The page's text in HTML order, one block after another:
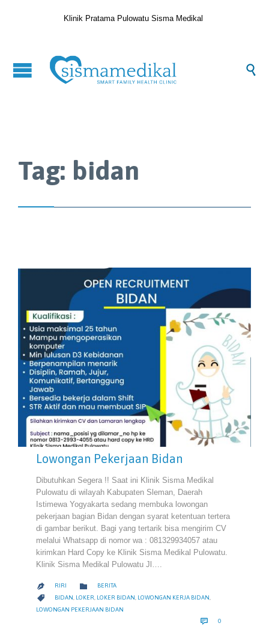
Klinik Pratama Pulowatu Sisma Medikal

Tag: bidan
Lowongan Pekerjaan Bidan
Dibutuhkan Segera !! Saat ini Klinik Sisma Medikal
Pulowatu di wilayah Kabupaten Sleman, Daerah
Istimewa Yogyakarta sedang membuka lowongan
pekerjaan bagian Bidan dengan syarat ketentuan tertera
di gambar berikut. Bagi yang tertarik bisa mengirim CV
melalui Whatsapp di nomor wa : 081329934057 atau
kirimkan Hard Copy ke Klinik Sisma Medikal Pulowatu.
Klinik Sisma Medikal Pulowatu Jl….
 RIRI  CATEGORY
BERITA
 CATEGORY
BIDAN, LOKER, LOKER BIDAN, LOWONGAN KERJA BIDAN,
LOWONGAN PEKERJAAN BIDAN
 0